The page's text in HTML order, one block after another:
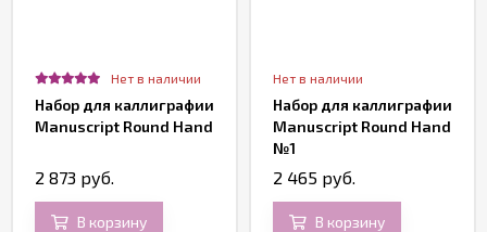
Нет в наличии
Набор для каллиграфии
Manuscript Round Hand
2 873 руб.
В корзину
Нет в наличии
Набор для каллиграфии
Manuscript Round Hand
№1
2 465 руб.
В корзину